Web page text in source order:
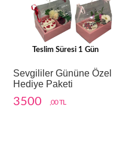
Teslim Süresi 1 Gün
Sevgililer Gününe Özel
Hediye Paketi
3500 ,00 TL